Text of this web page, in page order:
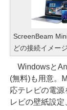
ScreenBeam
どの接続イメージ
Windowsと
(無料)も用意。
応テレビの電
レビの壁紙設